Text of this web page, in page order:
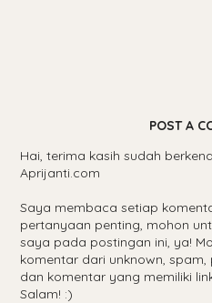
POST A
Hai, terima kasih sudah
Aprijanti.com
Saya membaca setiap
pertanyaan penting, mohon
saya pada postingan ini, ya!
komentar dari unknown,
dan komentar yang memiliki
Salam! :)